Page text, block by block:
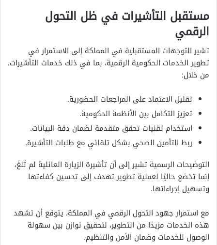
مستقبل التأشيرات في ظل التحول
الرقمي
تشير التوجهات المستقبلية في المملكة إلى الاستمرار في
تطوير الخدمات الحكومية الرقمية، بما في ذلك خدمات التأشيرات،
من خلال:
تقليل الاعتماد على المراجعات الحضورية.
تعزيز التكامل بين الأنظمة الحكومية.
استخدام تقنيات تحقق متقدمة لضمان دقة البيانات.
ربط التأمين الصحي بشكل تلقائي مع طلبات التأشيرة.
التوضيحات الرسمية تشير إلى أن تأشيرة الزيارة العائلية لم تُلغَ،
إنما تخضع حاليًا لعملية تطوير تهدف إلى تحسين كفاءتها
وتسهيل إجراءاتها.
مع استمرار جهود التحول الرقمي في المملكة، يتوقع أن تشهد
هذه الخدمات مزيدًا من التطوير، لتحقيق توازن بين سهولة
الوصول للخدمات وضمان الأمن والتنظيم.